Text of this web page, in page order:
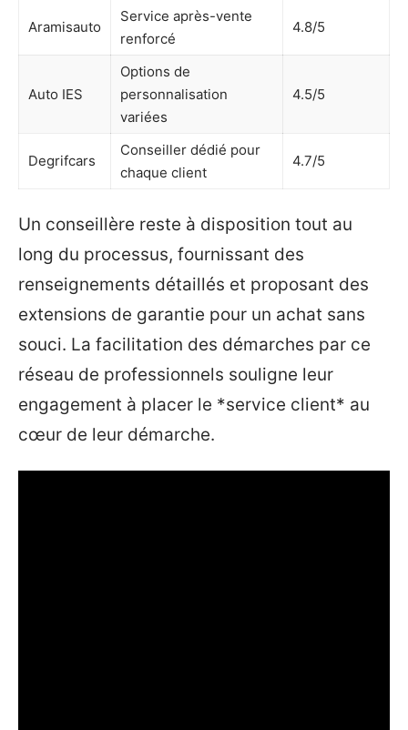
Aramisauto
Service après-vente
renforcé
4.8/5
Auto IES
Options de
personnalisation
variées
4.5/5
Degrifcars
Conseiller dédié pour
chaque client
4.7/5
Un conseillère reste à disposition tout au
long du processus, fournissant des
renseignements détaillés et proposant des
extensions de garantie pour un achat sans
souci. La facilitation des démarches par ce
réseau de professionnels souligne leur
engagement à placer le *service client* au
cœur de leur démarche.